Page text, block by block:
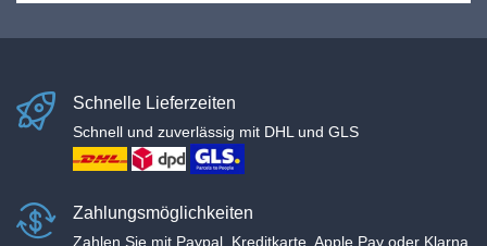
Schnelle Lieferzeiten
Schnell und zuverlässig mit DHL und GLS
Zahlungsmöglichkeiten
Zahlen Sie mit Paypal, Kreditkarte, Apple Pay oder Klarna